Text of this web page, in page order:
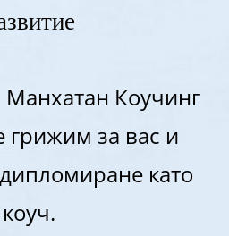
Коучинг
грижим за вас и
като
коуч.